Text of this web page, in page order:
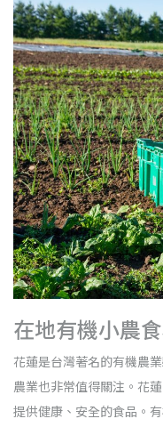
在地有機小農
花蓮是台灣著名的有機農
農業也非常值得關注。花
提供健康、安全的食品。